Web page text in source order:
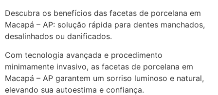
Descubra os benefícios das facetas de porcelana em
Macapá – AP: solução rápida para dentes manchados,
desalinhados ou danificados.
Com tecnologia avançada e procedimento
minimamente invasivo, as facetas de porcelana em
Macapá – AP garantem um sorriso luminoso e natural,
elevando sua autoestima e confiança.